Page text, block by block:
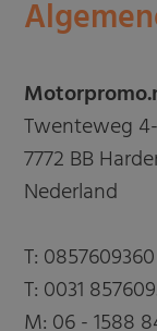
Twenteweg
7772 BB
Nederland
T: 0857609360
T: 0031
M: 06 - 1588